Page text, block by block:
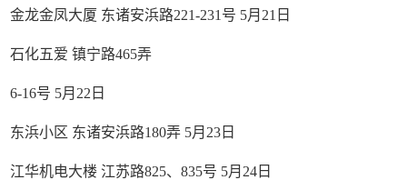
金龙金凤大厦 东诸安浜路221-231号 5月21日
石化五爱 镇宁路465弄
6-16号 5月22日
东浜小区 东诸安浜路180弄 5月23日
江华机电大楼 江苏路825、835号 5月24日